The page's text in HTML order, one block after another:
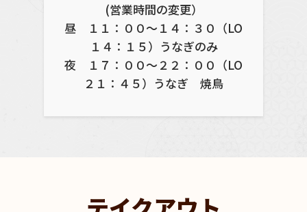
(営業時間の変更）
昼 １１：００～１４：３０（LO
１４：１５）うなぎのみ
夜 １７：００～２２：００（LO
２１：４５）うなぎ 焼鳥